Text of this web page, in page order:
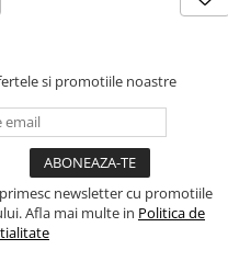
mici
soluții practice și
si promotiile noastre
newsletter cu promotiile
Afla mai multe in Politica de